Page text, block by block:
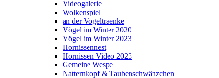
Videogalerie
Wolkenspiel
an der Vogeltraenke
Vögel im Winter 2020
Vögel im Winter 2023
Hornissennest
Hornissen Video 2023
Gemeine Wespe
Natternkopf & Taubenschwänzchen